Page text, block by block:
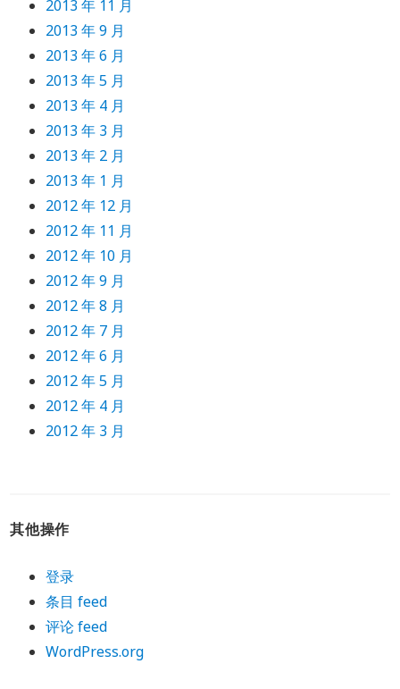
2013 年 11 月
2013 年 9 月
2013 年 6 月
2013 年 5 月
2013 年 4 月
2013 年 3 月
2013 年 2 月
2013 年 1 月
2012 年 12 月
2012 年 11 月
2012 年 10 月
2012 年 9 月
2012 年 8 月
2012 年 7 月
2012 年 6 月
2012 年 5 月
2012 年 4 月
2012 年 3 月
其他操作
登录
条目 feed
评论 feed
WordPress.org